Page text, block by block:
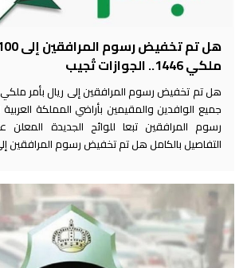
ملكي 1446.. الجوازات تُجيب
هل تم تخفيض رسوم المرافقين إلى ريال بأمر ملكي
جميع الوافدين والمقيمين بأراضي المملكة
رسوم المرافقين تبعا للوائح الجديدة
التفاصيل بالكامل هل تم تخفيض رسوم المرافقين